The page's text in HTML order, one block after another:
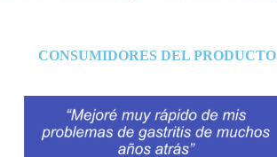
CONSUMIDORES DEL PRODUCTO